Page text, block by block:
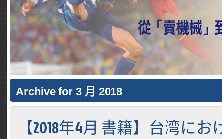
Archive for 3 月 2018
【2018年4月 書籍】台湾に